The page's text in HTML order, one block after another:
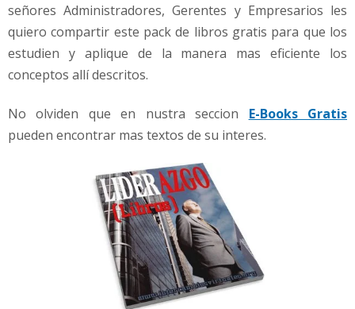
a
c
ó
señores Administradores, Gerentes y Empresarios les
quiero compartir este pack de libros gratis para que los
estudien y aplique de la manera mas eficiente los
conceptos allí descritos.
No olviden que en nustra seccion E-Books Gratis
pueden encontrar mas textos de su interes.